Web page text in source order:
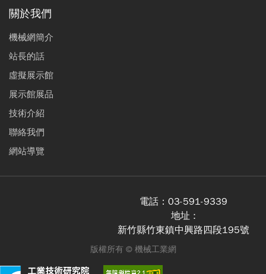
關於我們
機械網簡介
站長的話
虛擬展示館
展示館展品
技術介紹
聯絡我們
網站導覽
電話： 03-591-9339
地址 :
新竹縣竹東鎮中興路四段195號
版權所有 © 機械工業網